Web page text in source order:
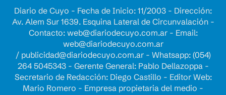
Diario de Cuyo - Fecha de Inicio: 11/2003 - Dirección:
Av. Alem Sur 1639. Esquina Lateral de Circunvalación -
Contacto: web@diariodecuyo.com.ar- Email:
web@diariodecuyo.com.ar
/ publicidad@diariodecuyo.com.ar- Whatsapp: (054)
264 5045343 - Gerente General: Pablo Dellazoppa -
Secretario de Redacción: Diego Castillo - Editor Web:
Mario Romero - Empresa propietaria del medio -